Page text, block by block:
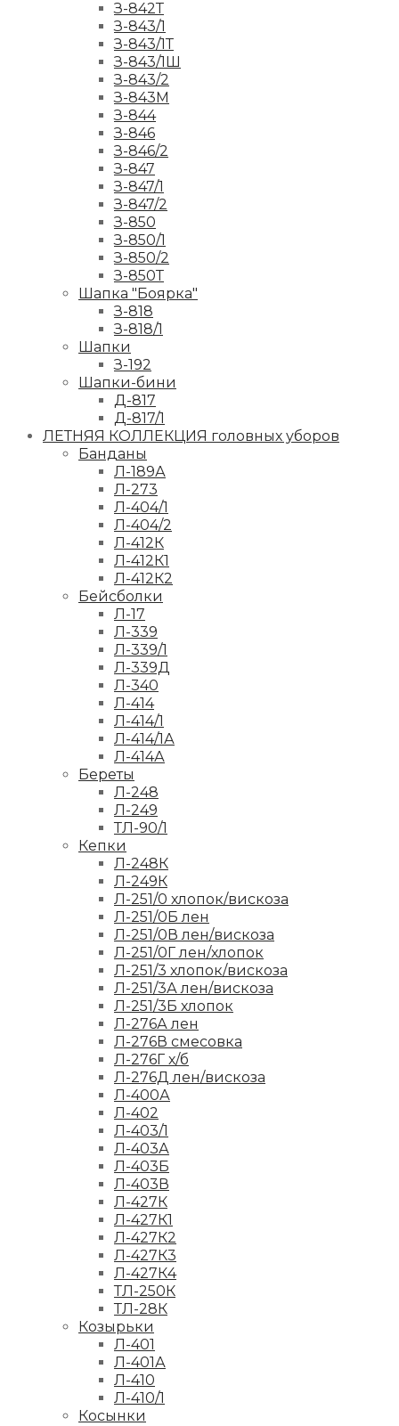
З-842Т
З-843/1
З-843/1Т
З-843/1Ш
З-843/2
З-843М
З-844
З-846
З-846/2
З-847
З-847/1
З-847/2
З-850
З-850/1
З-850/2
З-850Т
Шапка "Боярка"
З-818
З-818/1
Шапки
З-192
Шапки-бини
Д-817
Д-817/1
ЛЕТНЯЯ КОЛЛЕКЦИЯ головных уборов
Банданы
Л-189А
Л-273
Л-404/1
Л-404/2
Л-412К
Л-412К1
Л-412К2
Бейсболки
Л-17
Л-339
Л-339/1
Л-339Д
Л-340
Л-414
Л-414/1
Л-414/1А
Л-414А
Береты
Л-248
Л-249
ТЛ-90/1
Кепки
Л-248К
Л-249К
Л-251/0 хлопок/вискоза
Л-251/0Б лен
Л-251/0В лен/вискоза
Л-251/0Г лен/хлопок
Л-251/3 хлопок/вискоза
Л-251/3А лен/вискоза
Л-251/3Б хлопок
Л-276А лен
Л-276В смесовка
Л-276Г х/б
Л-276Д лен/вискоза
Л-400А
Л-402
Л-403/1
Л-403А
Л-403Б
Л-403В
Л-427К
Л-427К1
Л-427К2
Л-427К3
Л-427К4
ТЛ-250К
ТЛ-28К
Козырьки
Л-401
Л-401А
Л-410
Л-410/1
Косынки